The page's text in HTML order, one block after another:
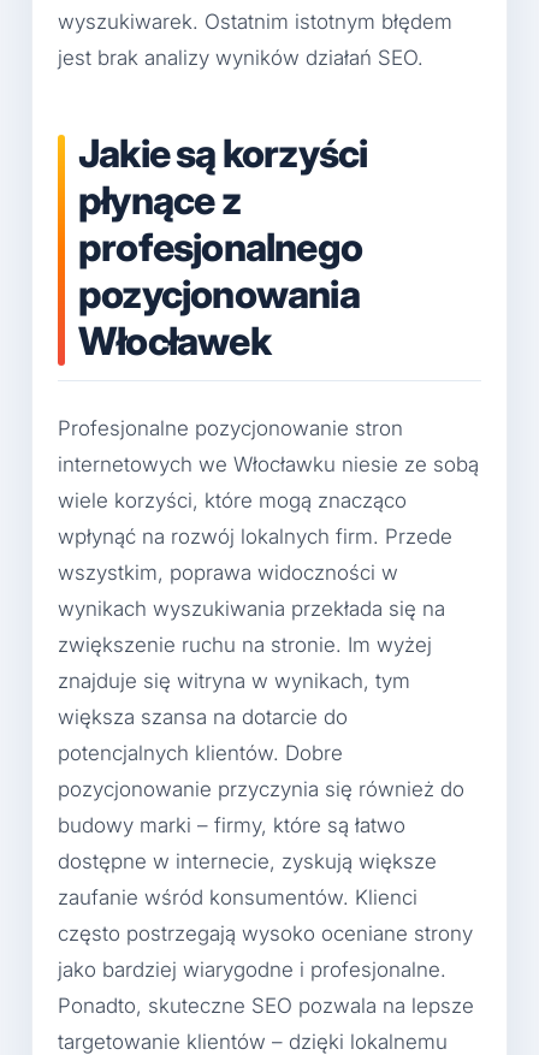
wyszukiwarek. Ostatnim istotnym błędem
jest brak analizy wyników działań SEO.
Jakie są korzyści
płynące z
profesjonalnego
pozycjonowania
Włocławek
Profesjonalne pozycjonowanie stron
internetowych we Włocławku niesie ze sobą
wiele korzyści, które mogą znacząco
wpłynąć na rozwój lokalnych firm. Przede
wszystkim, poprawa widoczności w
wynikach wyszukiwania przekłada się na
zwiększenie ruchu na stronie. Im wyżej
znajduje się witryna w wynikach, tym
większa szansa na dotarcie do
potencjalnych klientów. Dobre
pozycjonowanie przyczynia się również do
budowy marki – firmy, które są łatwo
dostępne w internecie, zyskują większe
zaufanie wśród konsumentów. Klienci
często postrzegają wysoko oceniane strony
jako bardziej wiarygodne i profesjonalne.
Ponadto, skuteczne SEO pozwala na lepsze
targetowanie klientów – dzięki lokalnemu